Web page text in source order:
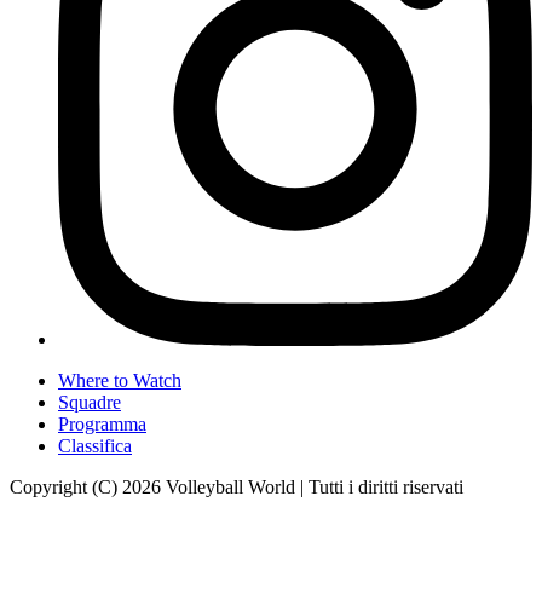
Where to Watch
Squadre
Programma
Classifica
Copyright (C) 2026 Volleyball World | Tutti i diritti riservati